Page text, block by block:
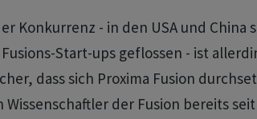
Konkurrenz - in den USA und China
Start-ups geflossen - ist
dass sich Proxima Fusion
Wissenschaftler der Fusion bereits